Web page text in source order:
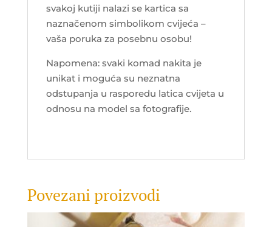
svakoj kutiji nalazi se kartica sa
naznačenom simbolikom cvijeća –
vaša poruka za posebnu osobu!
Napomena: svaki komad nakita je
unikat i moguća su neznatna
odstupanja u rasporedu latica cvijeta u
odnosu na model sa fotografije.
Povezani proizvodi